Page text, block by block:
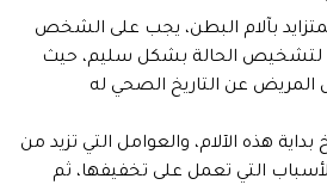
بآلام البطن، يجب على الشخص
لتشخيص الحالة بشكل سليم، حيث
المريض عن التاريخ الصحي له
هذه الآلام، والعوامل التي تزيد من
التي تعمل على تخفيفها، ثم